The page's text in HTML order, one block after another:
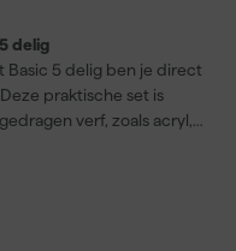
delig
Basic 5 delig ben je direct
praktische set is
verf, zoals acryl,
om snel en schoon te
het meegeleverde